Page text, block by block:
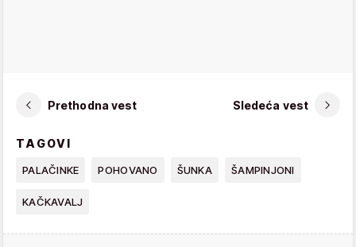
Prethodna vest Sledeća vest
TAGOVI
PALAČINKE POHOVANO ŠUNKA ŠAMPINJONI
KAČKAVALJ